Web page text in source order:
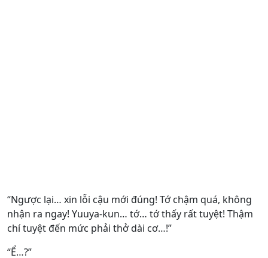
“Ngược lại… xin lỗi cậu mới đúng! Tớ chậm quá, không
nhận ra ngay! Yuuya-kun… tớ… tớ thấy rất tuyệt! Thậm
chí tuyệt đến mức phải thở dài cơ…!”
“Ể…?”